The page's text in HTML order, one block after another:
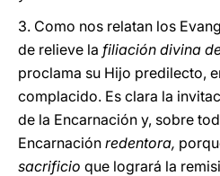
3. Como nos relatan los
de relieve la filiación divina
proclama su Hijo predilecto,
complacido. Es clara la
de la Encarnación y, sobre
Encarnación redentora,
sacrificio que logrará la